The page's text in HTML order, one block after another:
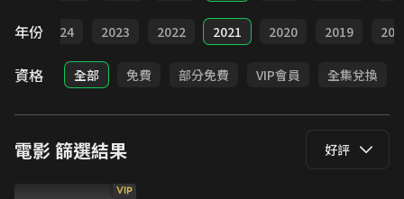
年份 2024 2023 2022 2021 2020 2019
資格 全部 免費 部分免費 VIP會員 全集兌換
電影篩選結果 好評
VIP